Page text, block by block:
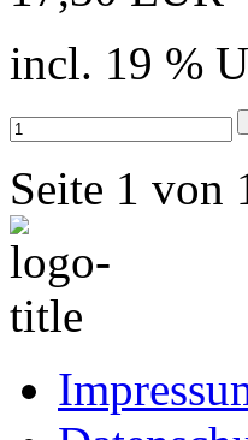
incl. 19 %
Seite 1 von